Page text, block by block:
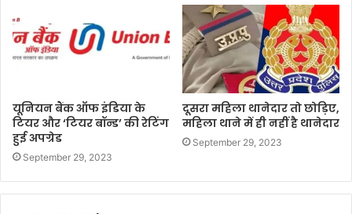
यूनियन बैंक ऑफ इंडिया के
टियर और ‘टियर बॉन्ड’ की रेटिंग
हुई अपग्रेड
September 29, 2023
दूसरा महिला थानेदार तो छोड़िए,
महिला थाने में ही नहीं है थानेदार
September 29, 2023